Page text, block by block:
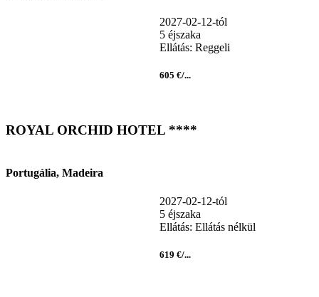
2027-02-12-tól
5 éjszaka
Ellátás: Reggeli
605 €/...
ROYAL ORCHID HOTEL ****
Portugália, Madeira
2027-02-12-tól
5 éjszaka
Ellátás: Ellátás nélkül
619 €/...